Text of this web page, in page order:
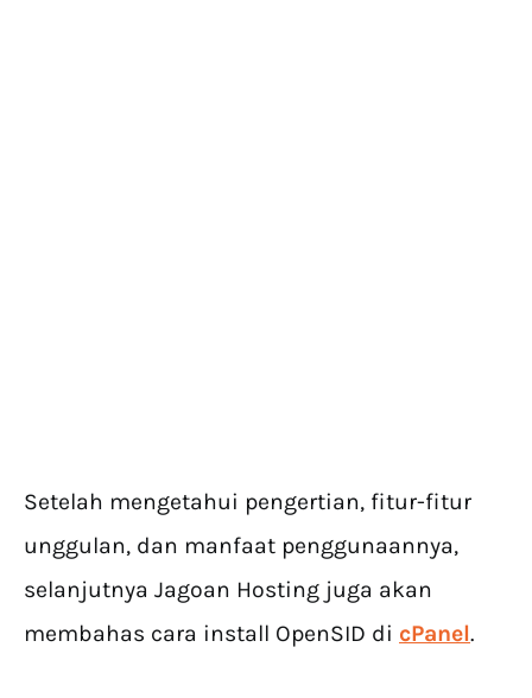
Setelah mengetahui pengertian, fitur-fitur
unggulan, dan manfaat penggunaannya,
selanjutnya Jagoan Hosting juga akan
membahas cara install OpenSID di cPanel.